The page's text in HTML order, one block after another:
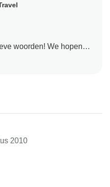
We hopen
hebt gehad. Hopelijk
2010